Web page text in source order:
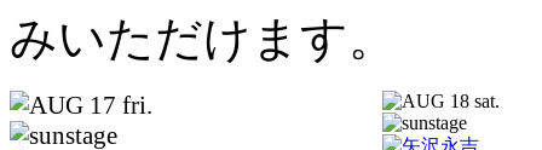
みいただけます。